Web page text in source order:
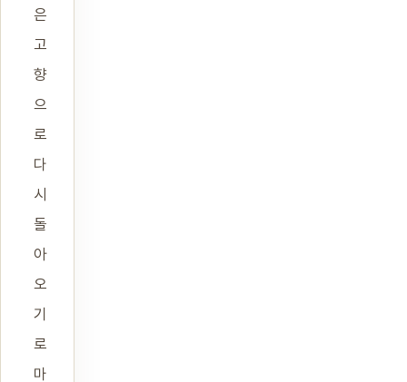
은
고
향
으
로
다
시
돌
아
오
기
로
마